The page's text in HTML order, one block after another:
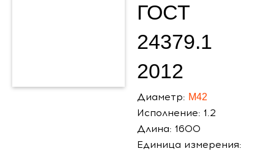
ГОСТ
24379.1
2012
Диаметр: М42
Исполнение: 1.2
Длина: 1600
Единица измерения: